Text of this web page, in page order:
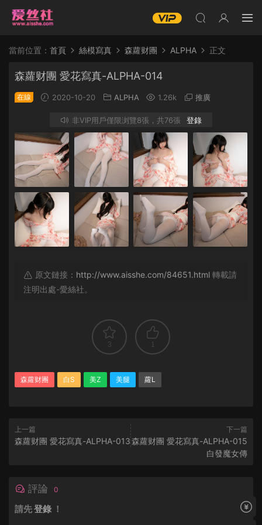
當前位置： 首頁 絲模寫真 森蘿财團 ALPHA 正文
森蘿财團 愛花寫真-ALPHA-014
在線 2020-10-20 ALPHA 1.26k 推廣
非VIP用戶僅限浏覽8張，共76張 登錄
原文鏈接： http://www.aisshe.com/84651.html 轉載請
注明出處-愛絲社。
3 1
森蘿财團 白S 美Z 美腿 蘿L
上一篇
森蘿财團 愛花寫真-ALPHA-013
下一篇
森蘿财團 愛花寫真-ALPHA-015
白發魔女傳
評論 0
請先登錄 ！